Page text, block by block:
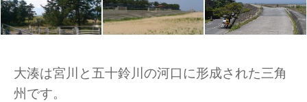
大湊は宮川と五十鈴川の河口に形成された三角
州です。